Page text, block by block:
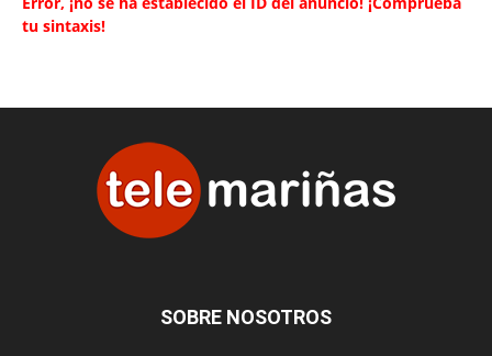
tu sintaxis!
SOBRE NOSOTROS